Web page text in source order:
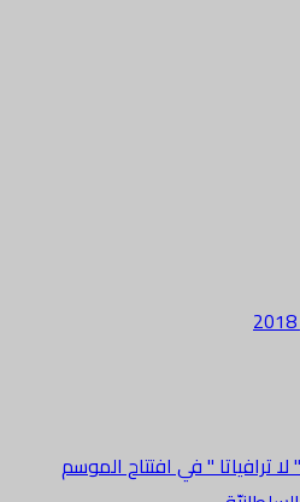
ترافياتا " في افتتاح الموسم